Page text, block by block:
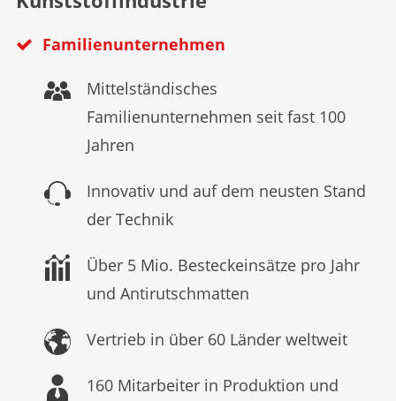
Familienunternehmen
Mittelständisches
Familienunternehmen seit fast 100
Jahren
Innovativ und auf dem neusten Stand
der Technik
Über 5 Mio. Besteckeinsätze pro Jahr
und Antirutschmatten
Vertrieb in über 60 Länder weltweit
160 Mitarbeiter in Produktion und